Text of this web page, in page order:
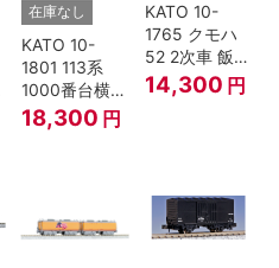
在庫なし
KATO 10-
1801 113系
1000番台横須
賀・総武快速
線 基本7両セ
18,300 円
KATO 10-
1765 クモハ
52 2次車 飯田
線 4両セット
Nゲージ
14,300 円